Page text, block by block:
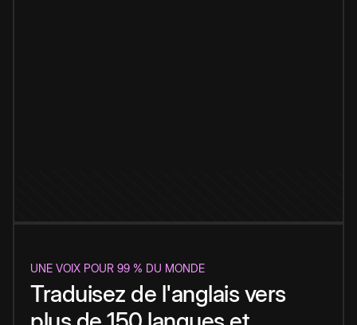
UNE VOIX POUR 99 % DU MONDE
Traduisez de l'anglais vers